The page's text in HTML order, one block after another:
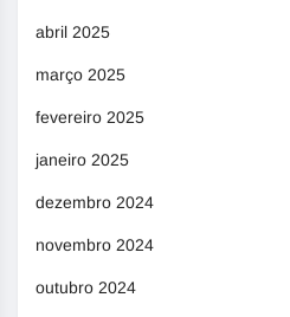
abril 2025
março 2025
fevereiro 2025
janeiro 2025
dezembro 2024
novembro 2024
outubro 2024